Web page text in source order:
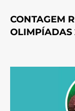
CONTAGEM
OLIMPÍADAS